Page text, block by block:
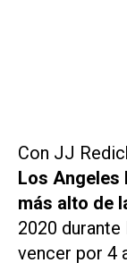
Con JJ
Los Angeles
más alto de
2020
vencer por 4